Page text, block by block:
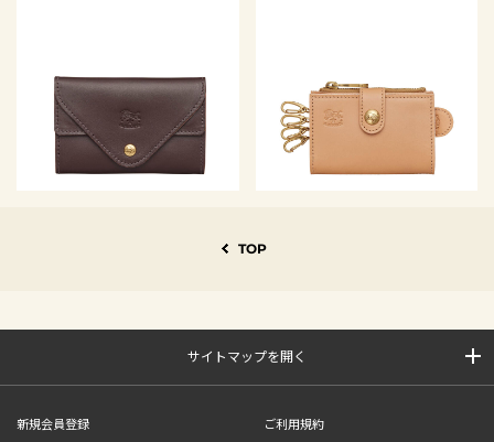
TOP
サイトマップを開く
新規会員登録
ご利用規約